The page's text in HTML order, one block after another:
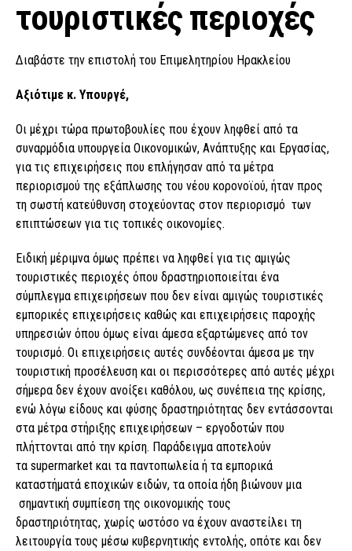
τουριστικές περιοχές
Διαβάστε την επιστολή του Επιμελητηρίου Ηρακλείου
Αξιότιμε κ. Υπουργέ,
Οι μέχρι τώρα πρωτοβουλίες που έχουν ληφθεί από τα
συναρμόδια υπουργεία Οικονομικών, Ανάπτυξης και Εργασίας,
για τις επιχειρήσεις που επλήγησαν από τα μέτρα
περιορισμού της εξάπλωσης του νέου κορονοϊού, ήταν προς
τη σωστή κατεύθυνση στοχεύοντας στον περιορισμό των
επιπτώσεων για τις τοπικές οικονομίες.
Ειδική μέριμνα όμως πρέπει να ληφθεί για τις αμιγώς
τουριστικές περιοχές όπου δραστηριοποιείται ένα
σύμπλεγμα επιχειρήσεων που δεν είναι αμιγώς τουριστικές
εμπορικές επιχειρήσεις καθώς και επιχειρήσεις παροχής
υπηρεσιών όπου όμως είναι άμεσα εξαρτώμενες από τον
τουρισμό. Οι επιχειρήσεις αυτές συνδέονται άμεσα με την
τουριστική προσέλευση και οι περισσότερες από αυτές μέχρι
σήμερα δεν έχουν ανοίξει καθόλου, ως συνέπεια της κρίσης,
ενώ λόγω είδους και φύσης δραστηριότητας δεν εντάσσονται
στα μέτρα στήριξης επιχειρήσεων – εργοδοτών που
πλήττονται από την κρίση. Παράδειγμα αποτελούν
τα supermarket και τα παντοπωλεία ή τα εμπορικά
καταστήματά εποχικών ειδών, τα οποία ήδη βιώνουν μια
σημαντική συμπίεση της οικονομικής τους
δραστηριότητας, χωρίς ωστόσο να έχουν αναστείλει τη
λειτουργία τους μέσω κυβερνητικής εντολής, οπότε και δεν